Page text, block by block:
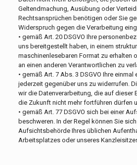
Geltendmachung, Ausübung oder
Rechtsansprüchen benötigen oder Sie
Widerspruch gegen die Verarbeitung
• gemäß Art. 20 DSGVO Ihre
uns bereitgestellt haben, in einem
maschinenlesebaren Format zu erhalten
an einen anderen Verantwortlichen zu
• gemäß Art. 7 Abs. 3 DSGVO Ihre
jederzeit gegenüber uns zu widerrufen.
wir die Datenverarbeitung, die auf dieser
die Zukunft nicht mehr fortführen dürfen
• gemäß Art. 77 DSGVO sich bei einer
beschweren. In der Regel können Sie
Aufsichtsbehörde Ihres üblichen
Arbeitsplatzes oder unseres